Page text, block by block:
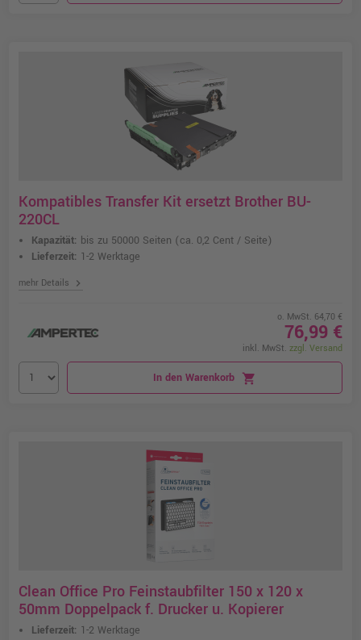
Kompatibles Transfer Kit ersetzt Brother BU-
220CL
Kapazität: bis zu 50000 Seiten (ca. 0,2 Cent / Seite)
Lieferzeit: 1-2 Werktage
mehr Details chevron_right
o. MwSt. 64,70 €
76,99 €
inkl. MwSt. zzgl. Versand
In den Warenkorb shopping_cart
Clean Office Pro Feinstaubfilter 150 x 120 x
50mm Doppelpack f. Drucker u. Kopierer
Lieferzeit: 1-2 Werktage